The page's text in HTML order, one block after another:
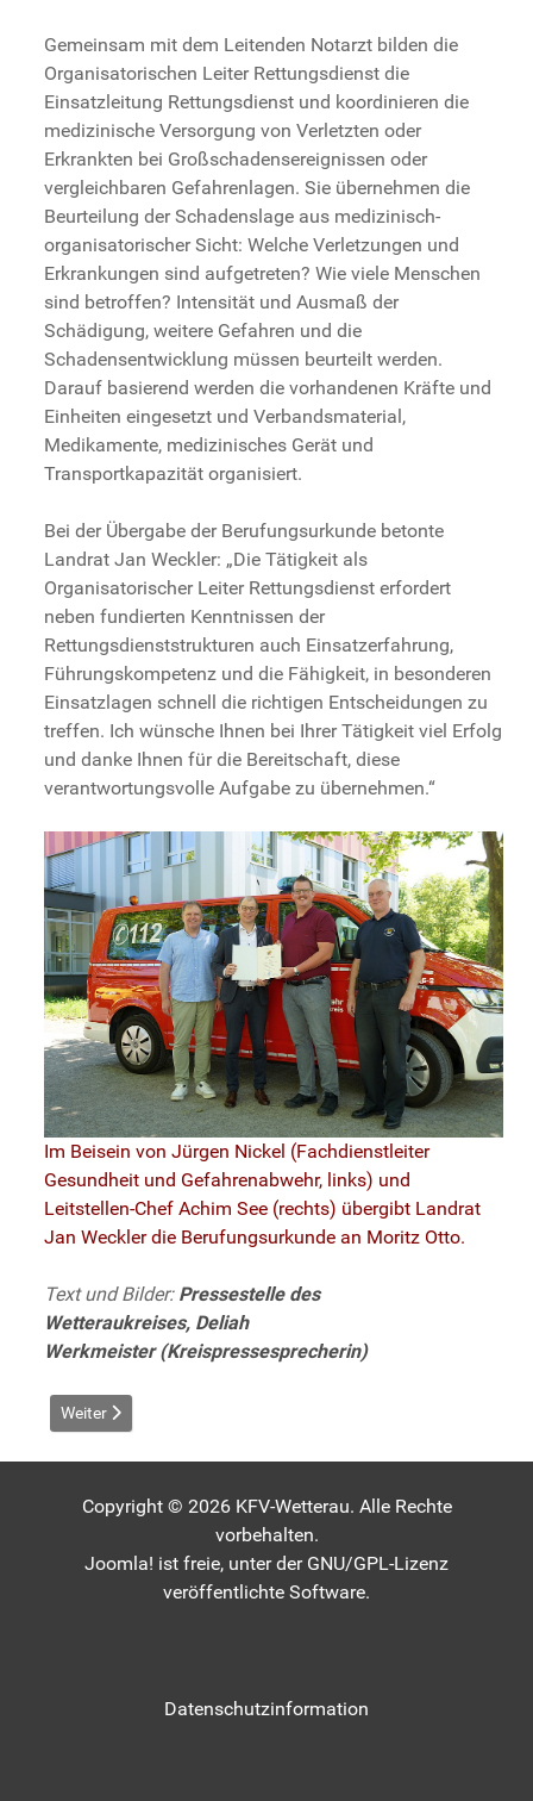
Gemeinsam mit dem Leitenden Notarzt bilden die
Organisatorischen Leiter Rettungsdienst die
Einsatzleitung Rettungsdienst und koordinieren die
medizinische Versorgung von Verletzten oder
Erkrankten bei Großschadensereignissen oder
vergleichbaren Gefahrenlagen. Sie übernehmen die
Beurteilung der Schadenslage aus medizinisch-
organisatorischer Sicht: Welche Verletzungen und
Erkrankungen sind aufgetreten? Wie viele Menschen
sind betroffen? Intensität und Ausmaß der
Schädigung, weitere Gefahren und die
Schadensentwicklung müssen beurteilt werden.
Darauf basierend werden die vorhandenen Kräfte und
Einheiten eingesetzt und Verbandsmaterial,
Medikamente, medizinisches Gerät und
Transportkapazität organisiert.
Bei der Übergabe der Berufungsurkunde betonte
Landrat Jan Weckler: „Die Tätigkeit als
Organisatorischer Leiter Rettungsdienst erfordert
neben fundierten Kenntnissen der
Rettungsdienststrukturen auch Einsatzerfahrung,
Führungskompetenz und die Fähigkeit, in besonderen
Einsatzlagen schnell die richtigen Entscheidungen zu
treffen. Ich wünsche Ihnen bei Ihrer Tätigkeit viel Erfolg
und danke Ihnen für die Bereitschaft, diese
verantwortungsvolle Aufgabe zu übernehmen.“
Im Beisein von Jürgen Nickel (Fachdienstleiter
Gesundheit und Gefahrenabwehr, links) und
Leitstellen-Chef Achim See (rechts) übergibt Landrat
Jan Weckler die Berufungsurkunde an Moritz Otto.
Text und Bilder: Pressestelle des
Wetteraukreises, Deliah
Werkmeister (Kreispressesprecherin)
Nächster Beitrag: Feuerwehren Friedberg/Dorheim und
Weiter
Copyright © 2026 KFV-Wetterau. Alle Rechte
vorbehalten.
Joomla! ist freie, unter der GNU/GPL-Lizenz
veröffentlichte Software.
Datenschutzinformation